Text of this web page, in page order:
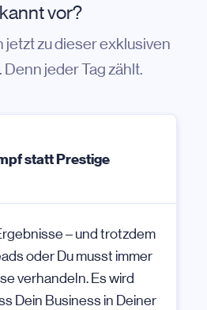
vor?
jetzt zu dieser exklusiven
jeder Tag zählt.
statt Prestige
– und trotzdem
oder Du musst immer
verhandeln. Es wird
Dein Business in Deiner